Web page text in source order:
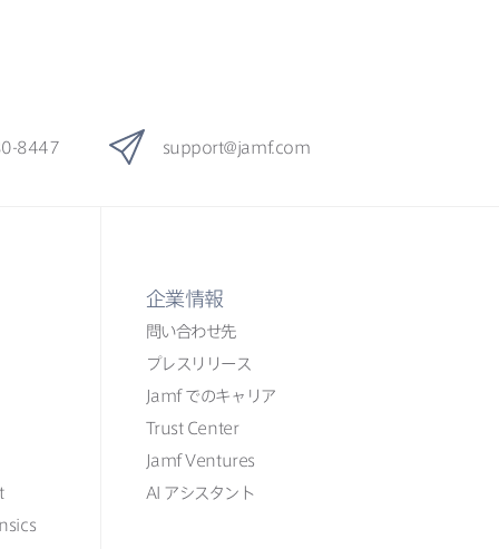
8447 support@jamf.com
企業情報
問い​合わせ先
プレスリリース
Jamf での​​キャリア
Trust Center
Jamf Ventures
AI アシスタント